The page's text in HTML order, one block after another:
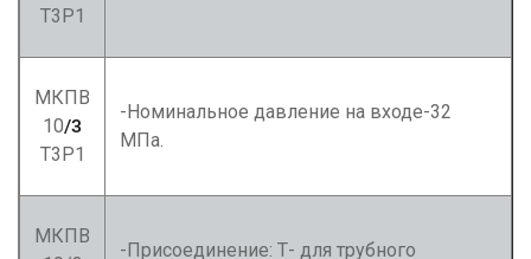
Т3Р1
МКПВ
10/3
Т3Р1
-Номинальное давление на входе-32
МПа.
МКПВ
-Присоединение: Т- для трубного